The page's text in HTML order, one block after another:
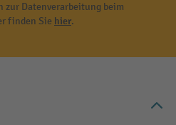
zur Datenverarbeitung beim
finden Sie hier.